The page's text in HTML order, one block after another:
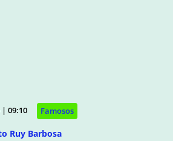
| 09:10 Famosos
Ruy Barbosa